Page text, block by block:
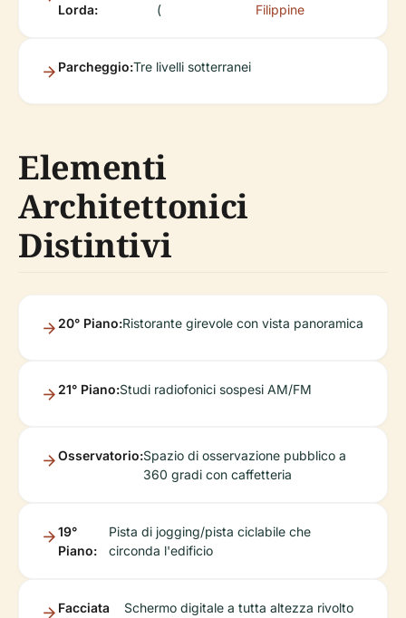
Lorda: ( Filippine
Parcheggio:Tre livelli sotterranei
Elementi
Architettonici
Distintivi
20° Piano:Ristorante girevole con vista panoramica
21° Piano:Studi radiofonici sospesi AM/FM
Osservatorio:Spazio di osservazione pubblico a
360 gradi con caffetteria
19°
Piano:
Pista di jogging/pista ciclabile che
circonda l'edificio
Facciata
Schermo digitale a tutta altezza rivolto